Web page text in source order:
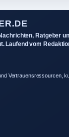
Ratgeber
Laufend vom
Vertrauensressourcen,